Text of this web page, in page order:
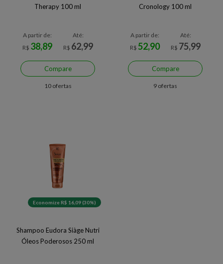
Therapy 100 ml
A partir de:
R$ 38,89
Até:
R$ 62,99
Compare
10 ofertas
Cronology 100 ml
A partir de:
R$52,90
Até:
R$ 75,99
Compare
9 ofertas
Economize R$ 16,09 (30%)
Shampoo Eudora Siàge Nutri
Óleos Poderosos 250 ml